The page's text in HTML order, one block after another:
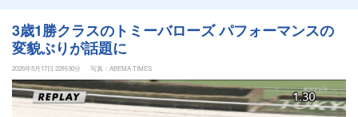
3歳1勝クラスのトミーバローズ パフォーマンスの
変貌ぶりが話題に
2026年5月17日 22時30分 写真：ABEMA TIMES